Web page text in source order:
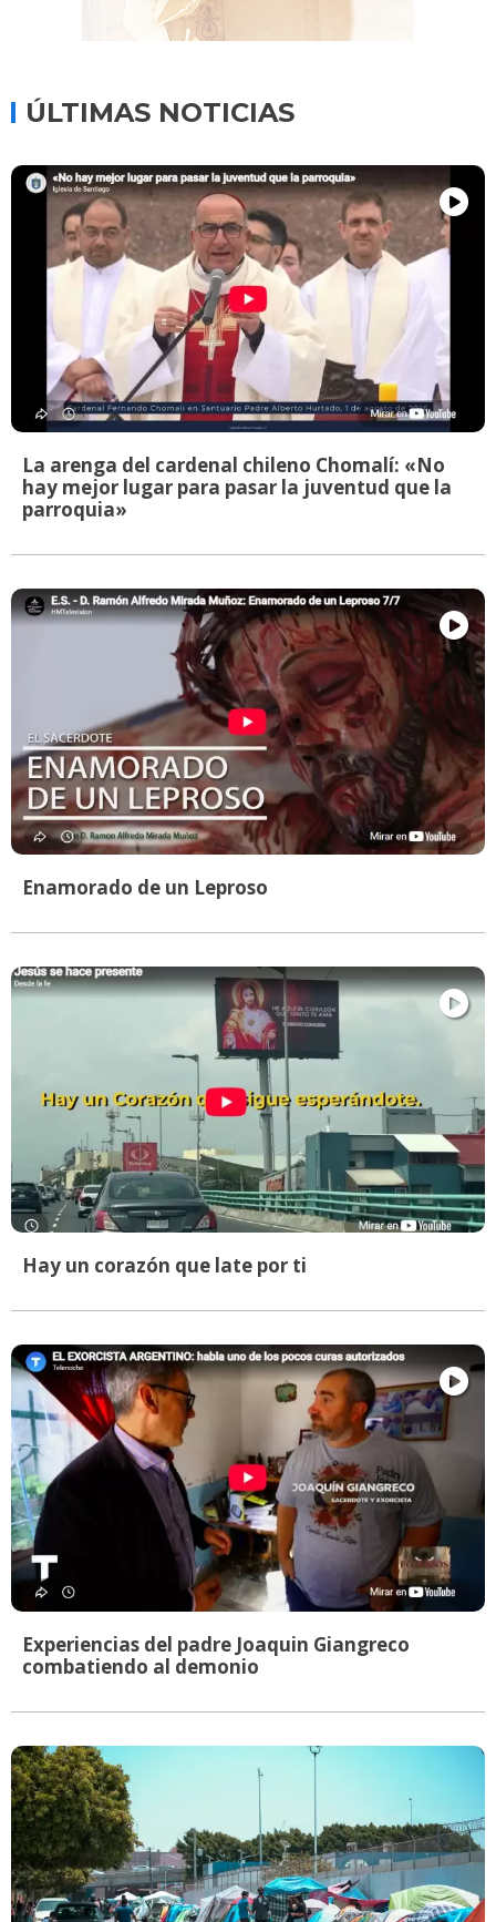
ÚLTIMAS NOTICIAS
La arenga del cardenal chileno Chomalí: «No
hay mejor lugar para pasar la juventud que la
parroquia»
Enamorado de un Leproso
Hay un corazón que late por ti
Experiencias del padre Joaquin Giangreco
combatiendo al demonio